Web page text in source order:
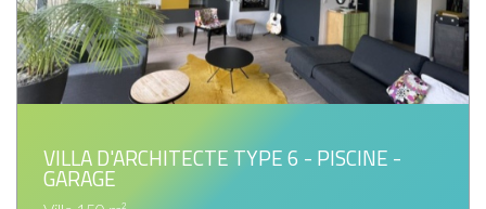
VILLA D'ARCHITECTE TYPE 6 - PISCINE -
GARAGE